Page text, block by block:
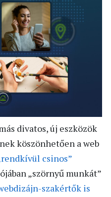
divatos, új eszközök
köszönhetően a web
csinos”
„szörnyű munkát”
szakértők is